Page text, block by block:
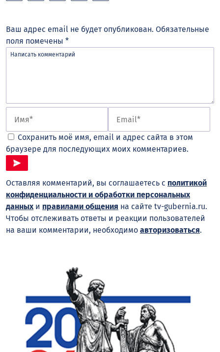
Ваш адрес email не будет опубликован. Обязательные
поля помечены *
Сохранить моё имя, email и адрес сайта в этом
браузере для последующих моих комментариев.
Оставляя комментарий, вы соглашаетесь с политикой
конфиденциальности и обработки персональных
данныхи правилами общения на сайте tv-gubernia.ru.
Чтобы отслеживать ответы и реакции пользователей
на ваши комментарии, необходимо авторизоваться.